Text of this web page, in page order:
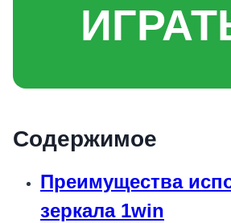
Содержимое
Преимущества
зеркала 1win